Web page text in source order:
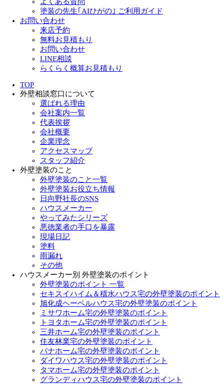
塗装の先生｢AIひがの｣ ご利用ガイド
お問い合わせ
来店予約
無料お見積もり
お問い合わせ
LINE相談
らくらく概算お見積もり
TOP
外壁相談窓口について
選ばれる理由
会社案内一覧
代表挨拶
会社概要
企業理念
アクセスマップ
スタッフ紹介
外壁塗装のこと
外壁塗装のこと一覧
外壁塗装お役立ち情報
日向野社長のSNS
ハウスメーカー
やってみたシリーズ
悪徳業者の手口を暴露
現場日記
塗料
雨漏れ
その他
ハウスメーカー別 外壁塗装のポイント
外壁塗装のポイント 一覧
セキスイハイム＆積水ハウス宅の外壁塗装のポイント
旭化成ヘーベルハウス宅の外壁塗装のポイント
ミサワホーム宅の外壁塗装のポイント
トヨタホーム宅の外壁塗装のポイント
三井ホーム宅の外壁塗装のポイント
住友林業宅の外壁塗装のポイント
パナホーム宅の外壁塗装のポイント
ダイワハウス宅の外壁塗装のポイント
タマホーム宅の外壁塗装のポイント
グランディハウス宅の外壁塗装のポイント